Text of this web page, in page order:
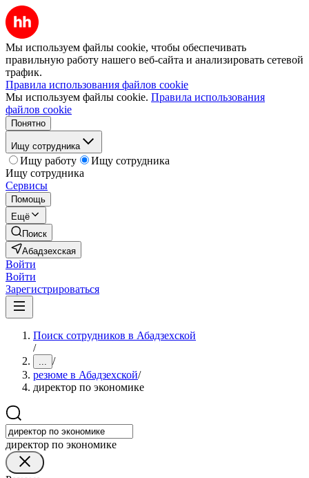
Мы используем файлы cookie, чтобы обеспечивать
правильную работу нашего веб-сайта и анализировать сетевой
трафик.
Правила использования файлов cookie
Мы используем файлы cookie. Правила использования
файлов cookie
Понятно
Ищу сотрудника
Ищу работу
Ищу сотрудника
Ищу сотрудника
Сервисы
Помощь
Ещё
Поиск
Абадзехская
Войти
Войти
Зарегистрироваться
Поиск сотрудников в Абадзехской
/
... /
резюме в Абадзехской/
директор по экономике
директор по экономике